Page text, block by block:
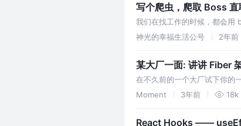
写个爬虫，爬取 Boss
我们在找工作的时候，都会用
我们简历优化的方向，甚至是
神光的幸福生活公号 2年前
某大厂一面: 讲讲 Fiber
在不久前的一个大厂试下你的
这个。关于 React 的,10 篇里
Moment 3年前 18k
React Hooks ——